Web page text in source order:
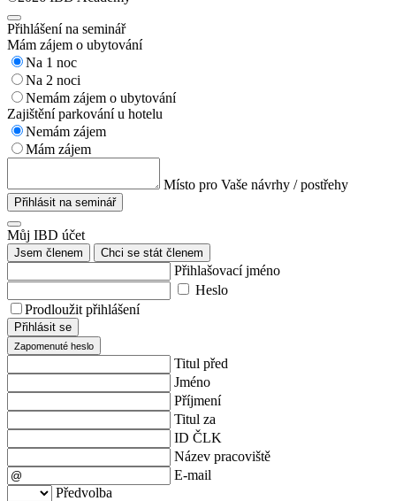
Přihlášení na seminář
Mám zájem o ubytování
Na 1 noc
Na 2 noci
Nemám zájem o ubytování
Zajištění parkování u hotelu
Nemám zájem
Mám zájem
Místo pro Vaše návrhy / postřehy
Přihlásit na seminář
Můj IBD účet
Jsem členem Chci se stát členem
Přihlašovací jméno
Heslo
Prodloužit přihlášení
Přihlásit se
Zapomenuté heslo
Titul před
Jméno
Příjmení
Titul za
ID ČLK
Název pracoviště
E-mail
Předvolba